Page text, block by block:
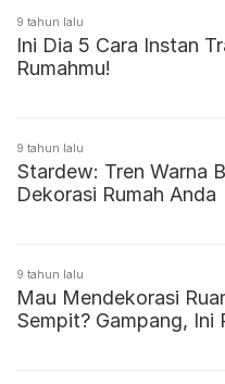
9 tahun lalu
Ini Dia 5 Cara Instan
Rumahmu!
9 tahun lalu
Stardew: Tren Warna
Dekorasi Rumah Anda
9 tahun lalu
Mau Mendekorasi
Sempit? Gampang, Ini